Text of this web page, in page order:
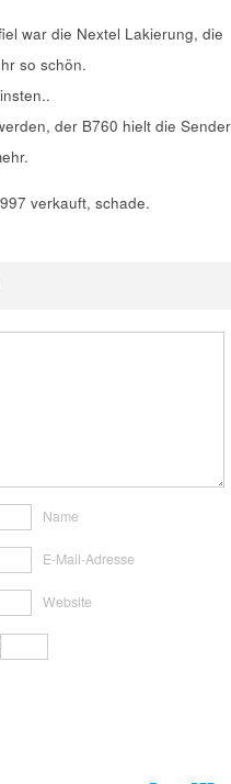
war die Nextel Lakierung, die
so schön.
der B760 hielt die Sender
verkauft, schade.
Name
E-Mail-Adresse
Website